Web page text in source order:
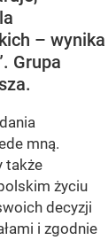
– wynika
Grupa
mną.
także
życiu
decyzji
i zgodnie